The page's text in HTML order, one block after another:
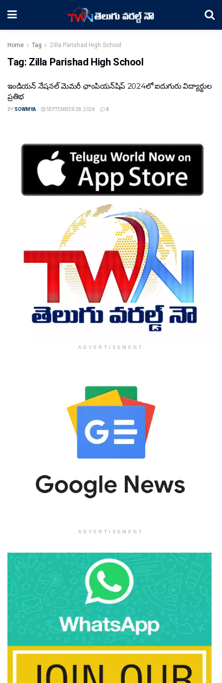
Home Tag Zilla Parishad High School
Tag: Zilla Parishad High School
ఇండియన్ నేషనల్ మెమరీ ఛాంపియన్‌షిప్ 2024లో ఐదుగురు విద్యార్థుల
ప్రతిభ
BY SOWMYA SEPTEMBER 28, 2024 0
ADVERTISEMENT
ADVERTISEMENT